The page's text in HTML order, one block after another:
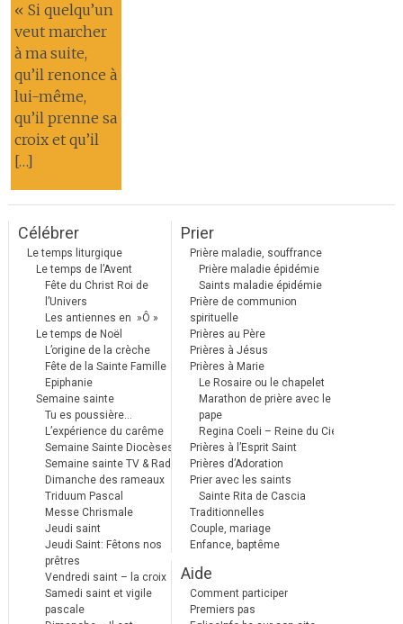
« Si quelqu’un
veut marcher
à ma suite,
qu’il renonce à
lui-même,
qu’il prenne sa
croix et qu’il
[…]
Célébrer
Le temps liturgique
Le temps de l’Avent
Fête du Christ Roi de
l’Univers
Les antiennes en »Ô »
Le temps de Noël
L’origine de la crèche
Fête de la Sainte Famille
Epiphanie
Semaine sainte
Tu es poussière…
L’expérience du carême
Semaine Sainte Diocèses
Semaine sainte TV & Radio
Dimanche des rameaux
Triduum Pascal
Messe Chrismale
Jeudi saint
Jeudi Saint: Fêtons nos
prêtres
Vendredi saint – la croix
Samedi saint et vigile
pascale
Prier
Prière maladie, souffrance
Prière maladie épidémie
Saints maladie épidémie
Prière de communion
spirituelle
Prières au Père
Prières à Jésus
Prières à Marie
Le Rosaire ou le chapelet
Marathon de prière avec le
pape
Regina Coeli – Reine du Ciel
Prières à l’Esprit Saint
Prières d’Adoration
Prier avec les saints
Sainte Rita de Cascia
Traditionnelles
Couple, mariage
Enfance, baptême
Aide
Comment participer
Premiers pas